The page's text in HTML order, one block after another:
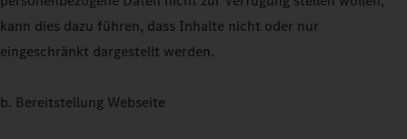
kann dies dazu führen, dass Inhalte nicht oder nur
eingeschränkt dargestellt werden.
b. Bereitstellung Webseite